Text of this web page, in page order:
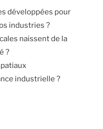
développées pour
industries ?
naissent de la
?
industrielle ?